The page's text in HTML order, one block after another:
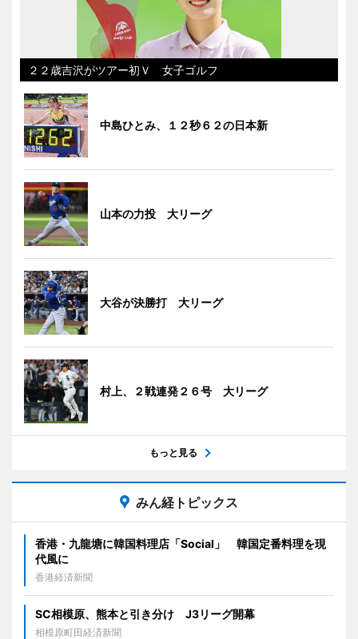
２２歳吉沢がツアー初Ｖ 女子ゴルフ
中島ひとみ、１２秒６２の日本新
山本の力投 大リーグ
大谷が決勝打 大リーグ
村上、２戦連発２６号 大リーグ
もっと見る
みん経トピックス
香港・九龍塘に韓国料理店「Social」 韓国定番料理を現
代風に
香港経済新聞
SC相模原、熊本と引き分け J3リーグ開幕
相模原町田経済新聞